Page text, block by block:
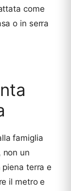
come
o in serra
famiglia
non un
terra e
il metro e